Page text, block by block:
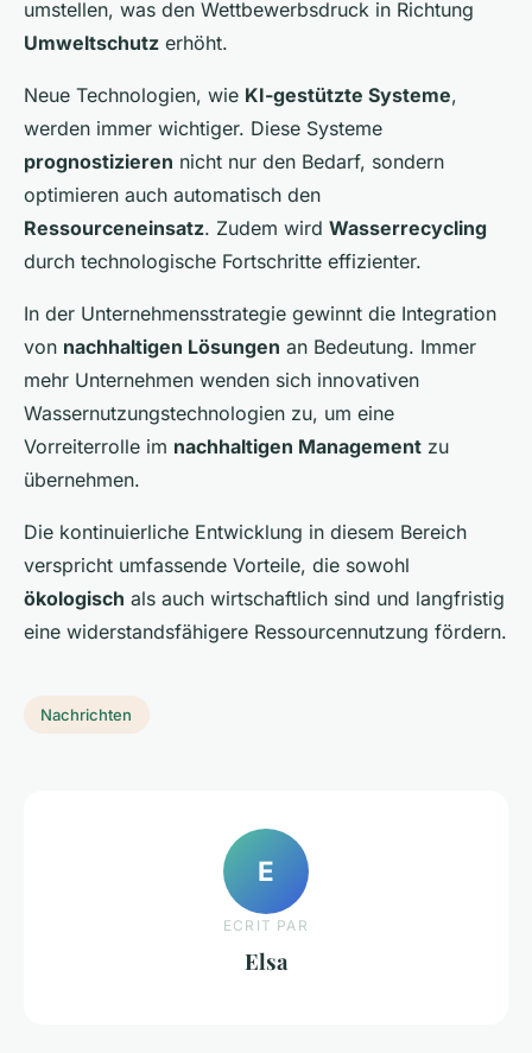
umstellen, was den Wettbewerbsdruck in Richtung
Umweltschutz erhöht.
Neue Technologien, wie KI-gestützte Systeme,
werden immer wichtiger. Diese Systeme
prognostizieren nicht nur den Bedarf, sondern
optimieren auch automatisch den
Ressourceneinsatz. Zudem wird Wasserrecycling
durch technologische Fortschritte effizienter.
In der Unternehmensstrategie gewinnt die Integration
von nachhaltigen Lösungen an Bedeutung. Immer
mehr Unternehmen wenden sich innovativen
Wassernutzungstechnologien zu, um eine
Vorreiterrolle im nachhaltigen Management zu
übernehmen.
Die kontinuierliche Entwicklung in diesem Bereich
verspricht umfassende Vorteile, die sowohl
ökologisch als auch wirtschaftlich sind und langfristig
eine widerstandsfähigere Ressourcennutzung fördern.
Nachrichten
E
ECRIT PAR
Elsa